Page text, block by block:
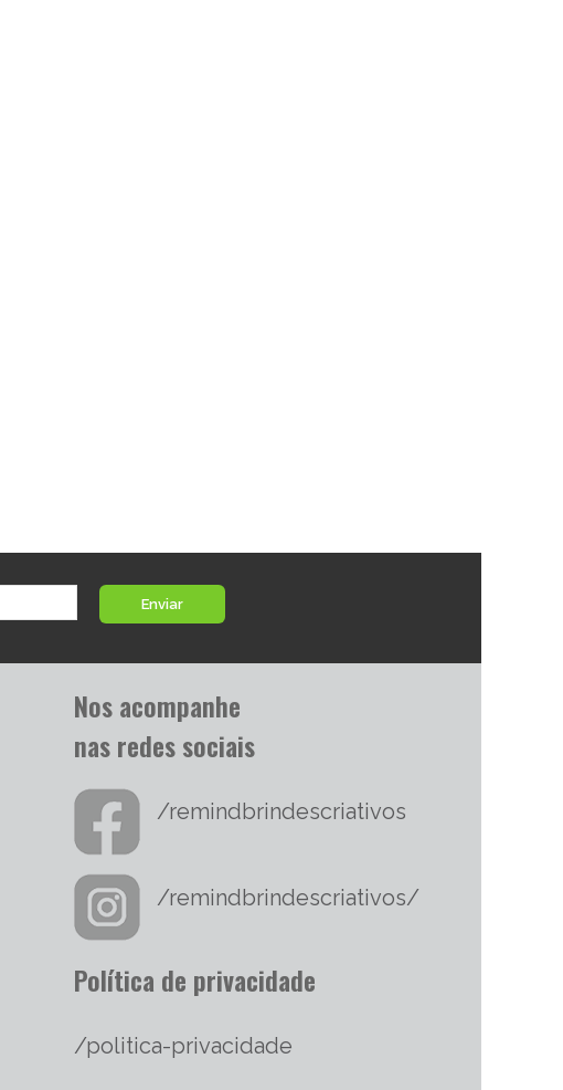
Enviar
Nos acompanhe
nas redes sociais
/remindbrindescriativos
/remindbrindescriativos/
Política de privacidade
/politica-privacidade